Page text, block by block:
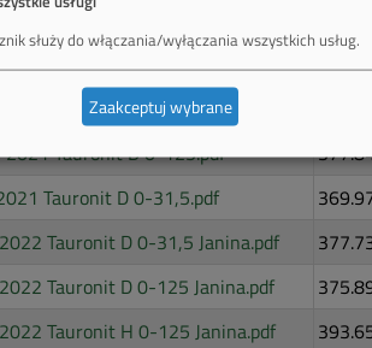
2021 Tauronit D 0-31,5.pdf
2021 Tauronit D 0-2.pdf
J 2021 Tauronit H 0-125.pdf
2021 Tauronit D 0-125.pdf
Tauronit D 0-31,5.pdf
Tauronit D 0-31,5 Janina.pdf
Tauronit D 0-125 Janina.pdf
Tauronit H 0-125 Janina.pdf
służy do włączania/wyłączania wszystkich usług.
Zaakceptuj wybrane